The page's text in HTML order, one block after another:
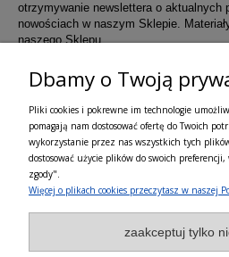
otrzymywanie newslettera o aktualnych
nowościach w naszym Sklepie.
naszego Sklepu.
Państwa prywatności, w szczególności
numerem+48.516052800.
Informacje
Pomoc
Dbamy o Twoją
Pliki cookies i pokrewne im technologie
pomagają nam dostosować ofertę do Twoich
wykorzystanie przez nas wszystkich tych
dostosować użycie plików do swoich
zgody".
Więcej o plikach cookies przeczytasz w naszej
zaakceptuj tylko